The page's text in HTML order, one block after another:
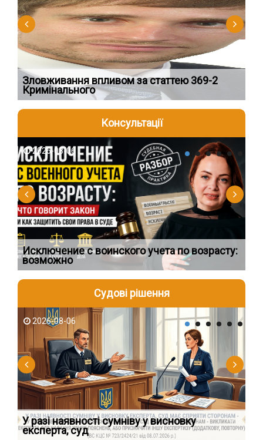
Зловживання впливом за статтею 369-2
Кримінального
Консультації
2026-08-06
Исключение с воинского учета по возрасту:
возможно
Судові рішення
2026-08-06
У разі наявності сумніву у висновку
експерта, суд